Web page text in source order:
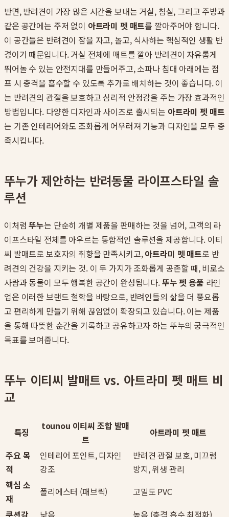
반면, 반려견이 가장 많은 시간을 보내는 거실, 침실, 그리고 주방과
같은 공간에는 주저 없이 아트라미 펫 매트를 깔아주어야 합니다.
이 공간들은 반려견이 잠을 자고, 놀고, 식사하는 핵심적인 생활 반
경이기 때문입니다. 거실 전체에 매트를 깔아 반려견이 자유롭게
뛰어놀 수 있는 안전지대를 만들어주고, 소파나 침대 아래에는 점
프 시 충격을 흡수할 수 있도록 추가로 배치하는 것이 좋습니다. 이
는 반려견의 관절을 보호하고 심리적 안정감을 주는 가장 효과적인
방법입니다. 다양한 디자인과 사이즈로 출시되는 아트라미 펫 매트
는 기존 인테리어와도 조화롭게 어우러져 기능과 디자인을 모두 충
족시킵니다.
뚜누가 제안하는 반려동물 라이프스타일 솔
루션
이처럼뚜누는 단순히 개별 제품을 판매하는 것을 넘어, 고객의 라
이프스타일 전체를 아우르는 통합적인 솔루션을 제공합니다. 이티
씨 발매트로 보호자의 취향을 만족시키고,아트라미 펫 매트로 반
려견의 건강을 지키는 것. 이 두 가지가 조화롭게 공존할 때, 비로소
사람과 동물이 모두 행복한 공간이 완성됩니다.뚜누 펫 용품 라인
업은 이러한 브랜드 철학을 바탕으로, 반려인들의 삶을 더 풍요롭
고 편리하게 만들기 위해 끊임없이 확장되고 있습니다. 이는 제품
을 통해 따뜻한 순간을 기록하고 공유하고자 하는 뚜누의 궁극적인
목표를 보여줍니다.
뚜누 이티씨 발매트 vs. 아트라미 펫 매트 비
교
특징
tounou 이티씨 조합 발매
트
아트라미 펫 매트
주요 목
적
인테리어 포인트, 디자인
강조
반려견 관절 보호, 미끄럼
방지, 위생 관리
핵심 소
재
폴리에스터 (패브릭)
고밀도 PVC
쿠션감
낮음 높음 (충격 흡수 최적화)